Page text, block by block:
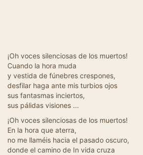
¡Oh voces silenciosas de los muertos!
Cuando la hora muda
y vestida de fúnebres crespones,
desfilar haga ante mis turbios ojos
sus fantasmas inciertos,
sus pálidas visiones ...
¡Oh voces silenciosas de los muertos!
En la hora que aterra,
no me llaméis hacia el pasado oscuro,
donde el camino de In vida cruza